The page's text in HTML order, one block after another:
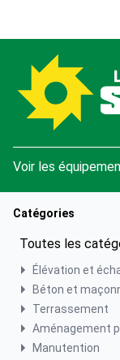
Voir les
Catégories
Toutes les
Élévation et
Béton et
Terrassement
Aménagement
Manutention